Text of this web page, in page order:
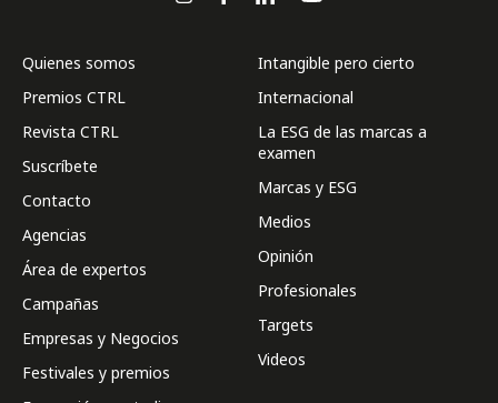
Quienes somos
Premios CTRL
Revista CTRL
Suscríbete
Contacto
Agencias
Área de expertos
Campañas
Empresas y Negocios
Festivales y premios
Intangible pero cierto
Internacional
La ESG de las marcas a
examen
Marcas y ESG
Medios
Opinión
Profesionales
Targets
Videos